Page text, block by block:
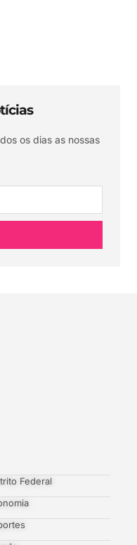
os dias as nossas
Federal